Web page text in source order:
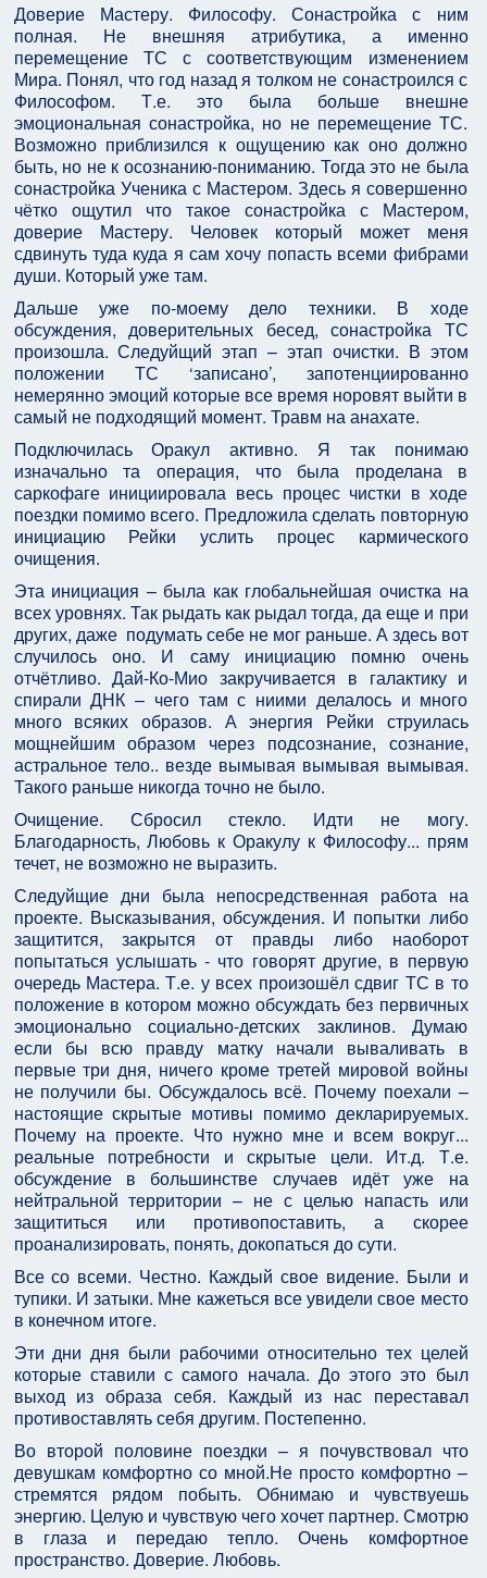
Доверие Мастеру. Философу. Сонастройка с ним
полная. Не внешняя атрибутика, а именно
перемещение ТС с соответствующим изменением
Мира. Понял, что год назад я толком не сонастроился с
Философом. Т.е. это была больше внешне
эмоциональная сонастройка, но не перемещение ТС.
Возможно приблизился к ощущению как оно должно
быть, но не к осознанию-пониманию. Тогда это не была
сонастройка Ученика с Мастером. Здесь я совершенно
чётко ощутил что такое сонастройка с Мастером,
доверие Мастеру. Человек который может меня
сдвинуть туда куда я сам хочу попасть всеми фибрами
души. Который уже там.
Дальше уже по-моему дело техники. В ходе
обсуждения, доверительных бесед, сонастройка ТС
произошла. Следуйщий этап – этап очистки. В этом
положении ТС ‘записано’, запотенциированно
немерянно эмоций которые все время норовят выйти в
самый не подходящий момент. Травм на анахате.
Подключилась Оракул активно. Я так понимаю
изначально та операция, что была проделана в
саркофаге инициировала весь процес чистки в ходе
поездки помимо всего. Предложила сделать повторную
инициацию Рейки услить процес кармического
очищения.
Эта инициация – была как глобальнейшая очистка на
всех уровнях. Так рыдать как рыдал тогда, да еще и при
других, даже подумать себе не мог раньше. А здесь вот
случилось оно. И саму инициацию помню очень
отчётливо. Дай-Ко-Мио закручивается в галактику и
спирали ДНК – чего там с ниими делалось и много
много всяких образов. А энергия Рейки струилась
мощнейшим образом через подсознание, сознание,
астральное тело.. везде вымывая вымывая вымывая.
Такого раньше никогда точно не было.
Очищение. Сбросил стекло. Идти не могу.
Благодарность, Любовь к Оракулу к Философу... прям
течет, не возможно не выразить.
Следуйщие дни была непосредственная работа на
проекте. Высказывания, обсуждения. И попытки либо
защитится, закрытся от правды либо наоборот
попытаться услышать - что говорят другие, в первую
очередь Мастера. Т.е. у всех произошёл сдвиг ТС в то
положение в котором можно обсуждать без первичных
эмоционально социально-детских заклинов. Думаю
если бы всю правду матку начали вываливать в
первые три дня, ничего кроме третей мировой войны
не получили бы. Обсуждалось всё. Почему поехали –
настоящие скрытые мотивы помимо декларируемых.
Почему на проекте. Что нужно мне и всем вокруг...
реальные потребности и скрытые цели. Ит.д. Т.е.
обсуждение в большинстве случаев идёт уже на
нейтральной территории – не с целью напасть или
защититься или противопоставить, а скорее
проанализировать, понять, докопаться до сути.
Все со всеми. Честно. Каждый свое видение. Были и
тупики. И затыки. Мне кажеться все увидели свое место
в конечном итоге.
Эти дни дня были рабочими относительно тех целей
которые ставили с самого начала. До этого это был
выход из образа себя. Каждый из нас переставал
противоставлять себя другим. Постепенно.
Во второй половине поездки – я почувствовал что
девушкам комфортно со мной.Не просто комфортно –
стремятся рядом побыть. Обнимаю и чувствуешь
энергию. Целую и чувствую чего хочет партнер. Смотрю
в глаза и передаю тепло. Очень комфортное
пространство. Доверие. Любовь.